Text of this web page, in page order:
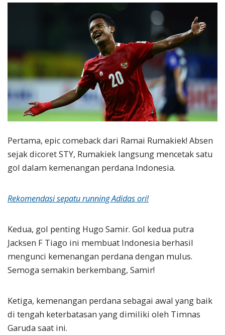
Pertama, epic comeback dari Ramai Rumakiek! Absen
sejak dicoret STY, Rumakiek langsung mencetak satu
gol dalam kemenangan perdana Indonesia.
Rekomendasi sepatu running Adidas ori!
Kedua, gol penting Hugo Samir. Gol kedua putra
Jacksen F Tiago ini membuat Indonesia berhasil
mengunci kemenangan perdana dengan mulus.
Semoga semakin berkembang, Samir!
Ketiga, kemenangan perdana sebagai awal yang baik
di tengah keterbatasan yang dimiliki oleh Timnas
Garuda saat ini.